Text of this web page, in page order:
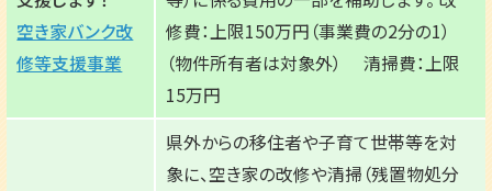
空き家バンク改
修等支援事業
修費：上限150万円（事業費の2分の1）
（物件所有者は対象外） 清掃費：上限
15万円
県外からの移住者や子育て世帯等を対
象に、空き家の改修や清掃（残置物処分